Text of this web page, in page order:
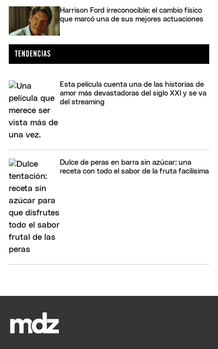
Harrison Ford irreconocible: el cambio físico
que marcó una de sus mejores actuaciones
Esta película cuenta una de las historias de
amor más devastadoras del siglo XXI y se va
del streaming
Dulce de peras en barra sin azúcar: una
receta con todo el sabor de la fruta facilísima